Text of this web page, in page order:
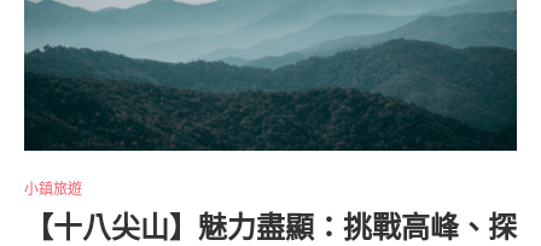
小鎮旅遊
【十八尖山】魅力盡顯：挑戰高峰、探